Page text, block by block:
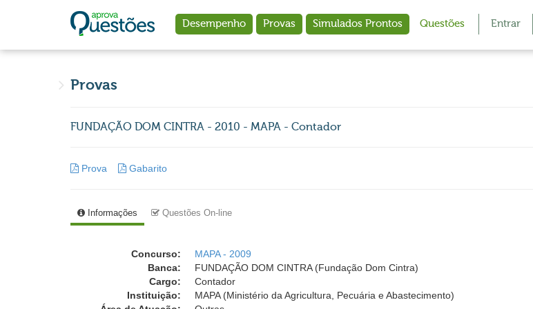
Desempenho Provas Simulados Prontos Questões Entrar
Provas
FUNDAÇÃO DOM CINTRA - 2010 - MAPA - Contador
Prova Gabarito
Informações Questões On-line
Concurso:
MAPA - 2009
Banca:
FUNDAÇÃO DOM CINTRA (Fundação Dom Cintra)
Cargo:
Contador
Instituição:
MAPA (Ministério da Agricultura, Pecuária e Abastecimento)